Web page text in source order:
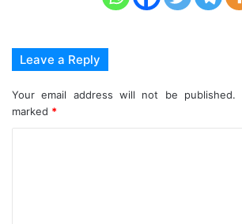
Leave a Reply
Your email address will not be published.
marked *